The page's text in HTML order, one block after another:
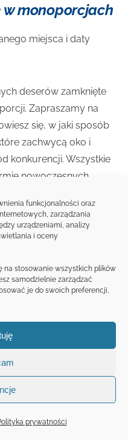
funkcjonalności oraz
zarządzania
urządzeniami, analizy
i oceny
na stosowanie wszystkich plików
samodzielnie zarządzać
je do swoich preferencji,
prywatności
w monoporcjach
miejsca i daty
deserów zamknięte
Zapraszamy na
się, w jaki sposób
zachwycą oko i
konkurencji. Wszystkie
nowoczesnych
nowoczesnych
menu
Warsztat
aktywna, uzupełnij numer